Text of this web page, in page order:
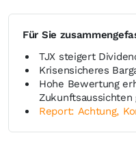
Für Sie
TJX steigert
Krisensicheres
Hohe Bewertung
Zukunftsaussichten
Report: Achtung,